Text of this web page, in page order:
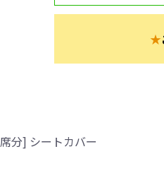
★
分] シートカバー